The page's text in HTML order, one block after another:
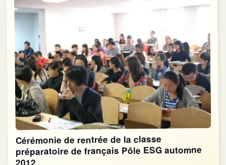
Cérémonie de rentrée de la classe
préparatoire de français Pôle ESG automne
2012